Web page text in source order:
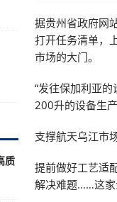
据贵州省政府网
打开任务清单，
市场的大门。
“发往保加利亚
200升的设备生
支撑航天乌江市
提前做好工艺适
解决难题……这家
质